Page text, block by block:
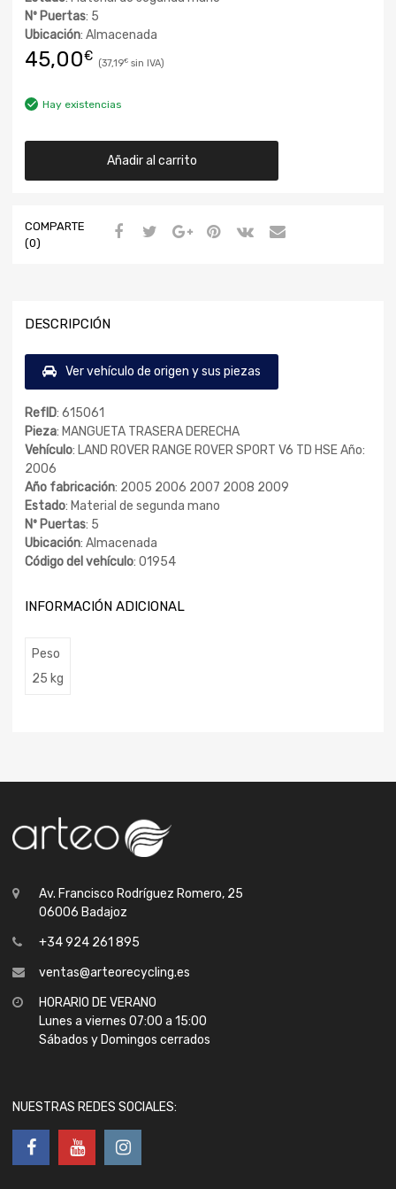
Nº Puertas: 5
Ubicación: Almacenada
45,00€ 37,19€
Hay existencias
Añadir al carrito
COMPARTE
(0)
DESCRIPCIÓN
Ver vehículo de origen y sus piezas
RefID: 615061
Pieza: MANGUETA TRASERA DERECHA
Vehículo: LAND ROVER RANGE ROVER SPORT V6 TD HSE Año:
2006
Año fabricación: 2005 2006 2007 2008 2009
Estado: Material de segunda mano
Nº Puertas: 5
Ubicación: Almacenada
Código del vehículo: 01954
INFORMACIÓN ADICIONAL
Peso
25 kg
Av. Francisco Rodríguez Romero, 25
06006 Badajoz
+34 924 261 895
ventas@arteorecycling.es
HORARIO DE VERANO
Lunes a viernes 07:00 a 15:00
Sábados y Domingos cerrados
NUESTRAS REDES SOCIALES: